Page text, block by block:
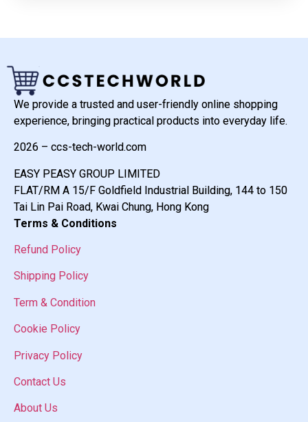
We provide a trusted and user-friendly online shopping
experience, bringing practical products into everyday life.
2026 – ccs-tech-world.com
EASY PEASY GROUP LIMITED
FLAT/RM A 15/F Goldfield Industrial Building, 144 to 150
Tai Lin Pai Road, Kwai Chung, Hong Kong
Terms & Conditions
Refund Policy
Shipping Policy
Term & Condition
Cookie Policy
Privacy Policy
Contact Us
About Us